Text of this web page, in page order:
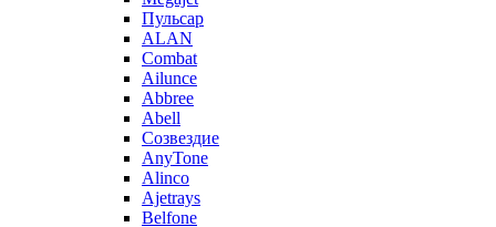
Пульсар
ALAN
Combat
Ailunce
Abbree
Abell
Созвездие
AnyTone
Alinco
Ajetrays
Belfone